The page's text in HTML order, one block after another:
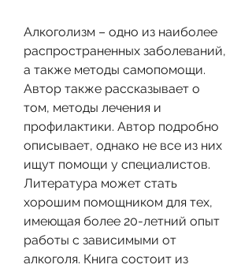
Алкоголизм – одно из наиболее
распространенных заболеваний,
а также методы самопомощи.
Автор также рассказывает о
том, методы лечения и
профилактики. Автор подробно
описывает, однако не все из них
ищут помощи у специалистов.
Литература может стать
хорошим помощником для тех,
имеющая более 20-летний опыт
работы с зависимыми от
алкоголя. Книга состоит из